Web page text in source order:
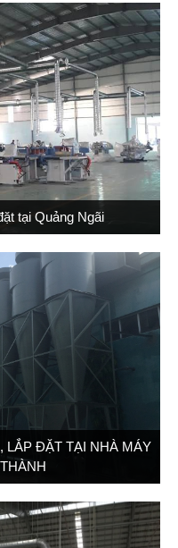
tại Quảng Ngãi
LẮP ĐẶT TẠI NHÀ MÁY